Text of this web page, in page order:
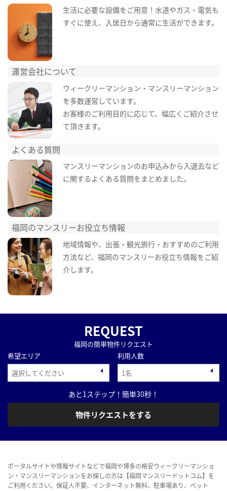
生活に必要な設備をご用意！水道やガス・電気も
すぐに使え、入居日から通常に生活ができます。
運営会社について
ウィークリーマンション・マンスリーマンション
を多数運営しています。
お客様のご利用目的に応じて、幅広くご紹介させ
て頂きます。
よくある質問
マンスリーマンションのお申込みから入退去など
に関するよくある質問をまとめました。
福岡のマンスリーお役立ち情報
地域情報や、出張・観光旅行・おすすめのご利用
方法など、福岡のマンスリーお役立ち情報をご紹
介します。
REQUEST
福岡の簡単物件リクエスト
希望エリア
利用人数
あと1ステップ！簡単30秒！
物件リクエストをする
ポータルサイトや情報サイトなどで福岡や博多の格安ウィークリーマンショ
ン・マンスリーマンションをお探しの方は【福岡マンスリードットコム】を
ご利用ください。保証人不要、インターネット無料、駐車場あり、ペット